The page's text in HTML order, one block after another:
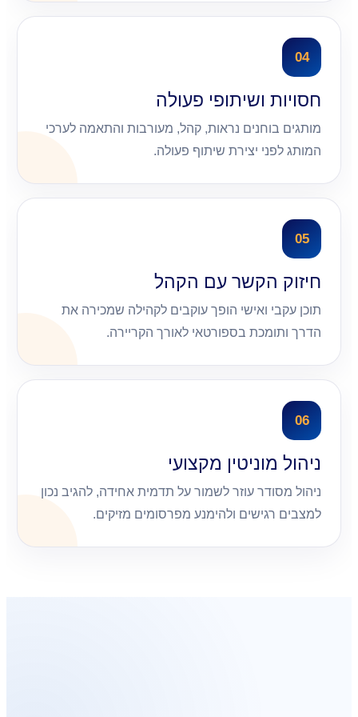
04
חסויות ושיתופי פעולה
מותגים בוחנים נראות, קהל, מעורבות והתאמה לערכי
המותג לפני יצירת שיתוף פעולה.
05
חיזוק הקשר עם הקהל
תוכן עקבי ואישי הופך עוקבים לקהילה שמכירה את
הדרך ותומכת בספורטאי לאורך הקריירה.
06
ניהול מוניטין מקצועי
ניהול מסודר עוזר לשמור על תדמית אחידה, להגיב נכון
למצבים רגישים ולהימנע מפרסומים מזיקים.